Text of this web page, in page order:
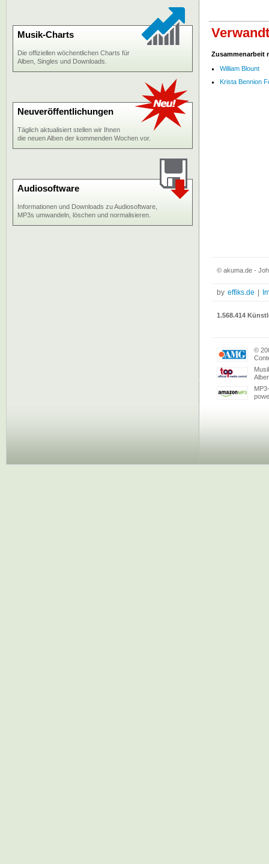
Zusammenarbeit
William Blount
Krista Bennion
Musik-Charts
Die offiziellen wöchentlichen Charts für
Alben, Singles und Downloads.
Neuveröffentlichungen
Täglich aktualisiert stellen wir Ihnen
die neuen Alben der kommenden Wochen vor.
Audiosoftware
Informationen und Downloads zu Audiosoftware,
MP3s umwandeln, löschen und normalisieren.
© akuma.de -
by effiks.de
1.568.414
©